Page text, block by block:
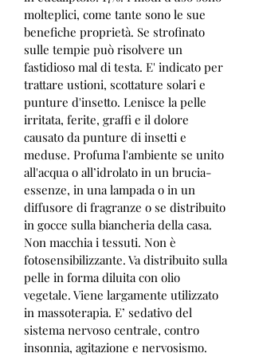
molteplici, come tante sono le sue
benefiche proprietà. Se strofinato
sulle tempie può risolvere un
fastidioso mal di testa. E' indicato per
trattare ustioni, scottature solari e
punture d'insetto. Lenisce la pelle
irritata, ferite, graffi e il dolore
causato da punture di insetti e
meduse. Profuma l'ambiente se unito
all'acqua o all’idrolato in un brucia-
essenze, in una lampada o in un
diffusore di fragranze o se distribuito
in gocce sulla biancheria della casa.
Non macchia i tessuti. Non è
fotosensibilizzante. Va distribuito sulla
pelle in forma diluita con olio
vegetale. Viene largamente utilizzato
in massoterapia. E’ sedativo del
sistema nervoso centrale, contro
insonnia, agitazione e nervosismo.